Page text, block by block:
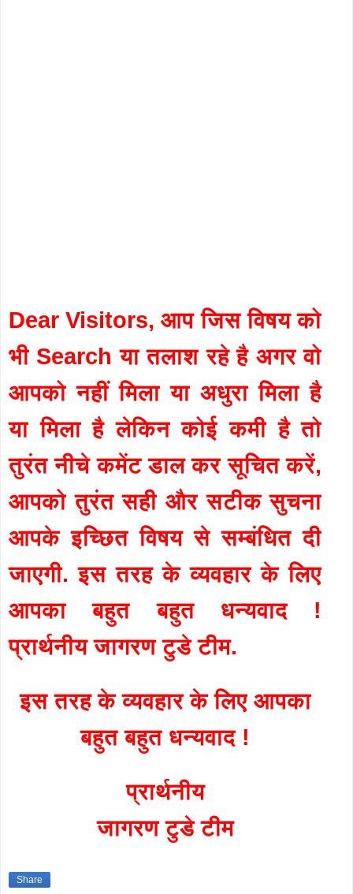
Dear Visitors, आप जिस विषय को
भी Search या तलाश रहे है अगर वो
आपको नहीं मिला या अधुरा मिला है
या मिला है लेकिन कोई कमी है तो
तुरंत नीचे कमेंट डाल कर सूचित करें,
आपको तुरंत सही और सटीक सुचना
आपके इच्छित विषय से सम्बंधित दी
जाएगी. इस तरह के व्यवहार के लिए
आपका बहुत बहुत धन्यवाद !
प्रार्थनीय जागरण टुडे टीम.
इस तरह के व्यवहार के लिए आपका
बहुत बहुत धन्यवाद !
प्रार्थनीय
जागरण टुडे टीम
Share